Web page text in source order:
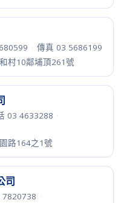
· 傳真 03 5686199
村10鄰埔頂261號
03 4633288 ·
路164之1號
司
7820738 ·